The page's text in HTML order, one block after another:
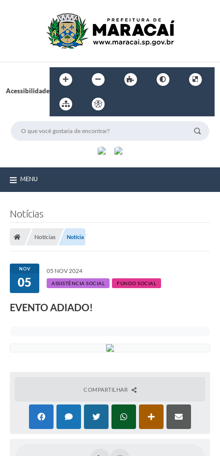
Acessibilidade
MENU
Notícias
Notícias Notícia
NOV
05
05 NOV 2024
ASSISTÊNCIA SOCIAL FUNDO SOCIAL
EVENTO ADIADO!
COMPARTILHAR